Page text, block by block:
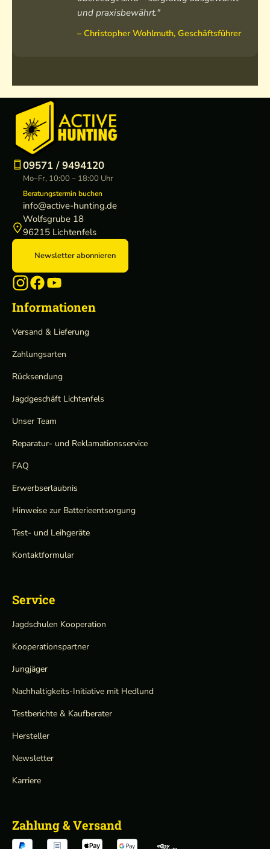
und praxisbewährt."
– Christopher Wohlmuth, Geschäftsführer
09571 / 9494120
Mo–Fr, 10:00 – 18:00 Uhr
Beratungstermin buchen
info@active-hunting.de
Wolfsgrube 18
96215 Lichtenfels
Newsletter abonnieren
Informationen
Versand & Lieferung
Zahlungsarten
Rücksendung
Jagdgeschäft Lichtenfels
Unser Team
Reparatur- und Reklamationsservice
FAQ
Erwerbserlaubnis
Hinweise zur Batterieentsorgung
Test- und Leihgeräte
Kontaktformular
Service
Jagdschulen Kooperation
Kooperationspartner
Jungjäger
Nachhaltigkeits-Initiative mit Hedlund
Testberichte & Kaufberater
Hersteller
Newsletter
Karriere
Zahlung & Versand